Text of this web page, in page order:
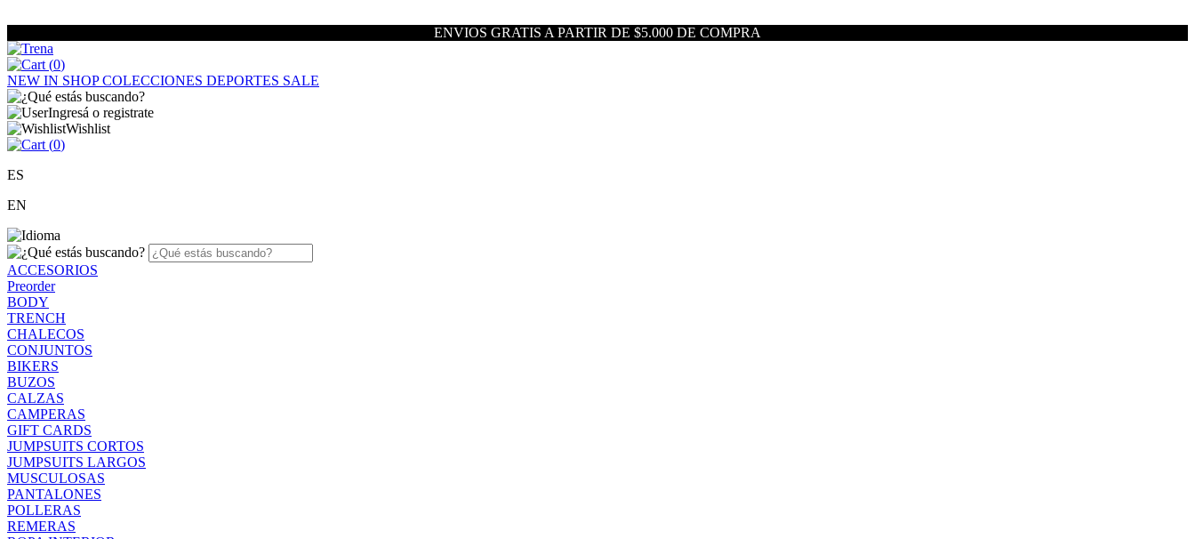
ENVIOS GRATIS A PARTIR DE $5.000 DE COMPRA
(0)
NEW IN SHOPCOLECCIONES DEPORTES SALE
Ingresá o registrate
Wishlist
(0)
ES
EN
ACCESORIOS
Preorder
BODY
TRENCH
CHALECOS
CONJUNTOS
BIKERS
BUZOS
CALZAS
CAMPERAS
GIFT CARDS
JUMPSUITS CORTOS
JUMPSUITS LARGOS
MUSCULOSAS
PANTALONES
POLLERAS
REMERAS